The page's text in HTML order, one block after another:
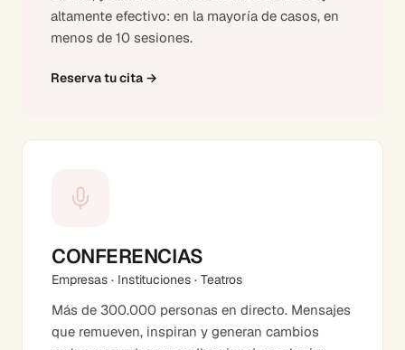
altamente efectivo: en la mayoría de casos, en
menos de 10 sesiones.
Reserva tu cita →
CONFERENCIAS
Empresas · Instituciones · Teatros
Más de 300.000 personas en directo. Mensajes
que remueven, inspiran y generan cambios